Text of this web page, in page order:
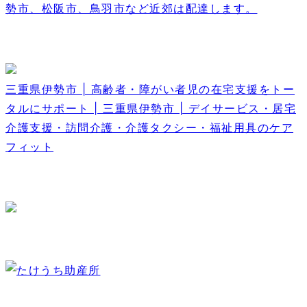
勢市、松阪市、鳥羽市など近郊は配達します。
三重県伊勢市 | 高齢者・障がい者児の在宅支援をトー
タルにサポート | 三重県伊勢市 | デイサービス・居宅
介護支援・訪問介護・介護タクシー・福祉用具のケア
フィット